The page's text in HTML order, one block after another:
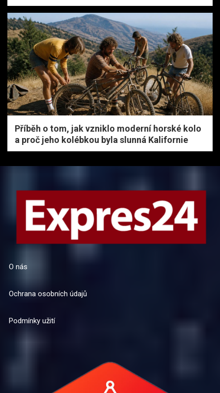
Příběh o tom, jak vzniklo moderní horské kolo
a proč jeho kolébkou byla slunná Kalifornie
O nás
Ochrana osobních údajů
Podmínky užití